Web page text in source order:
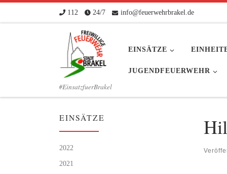
Zum Inhalt springen
112 24/7 info@feuerwehrbrakel.de
#EinsatzfuerBrakel
EINSÄTZE
JUGENDFEUERWEHR
EINSÄTZE
2022
2021